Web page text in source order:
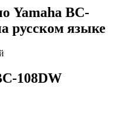
Yamaha BC-
русском языке
108DW